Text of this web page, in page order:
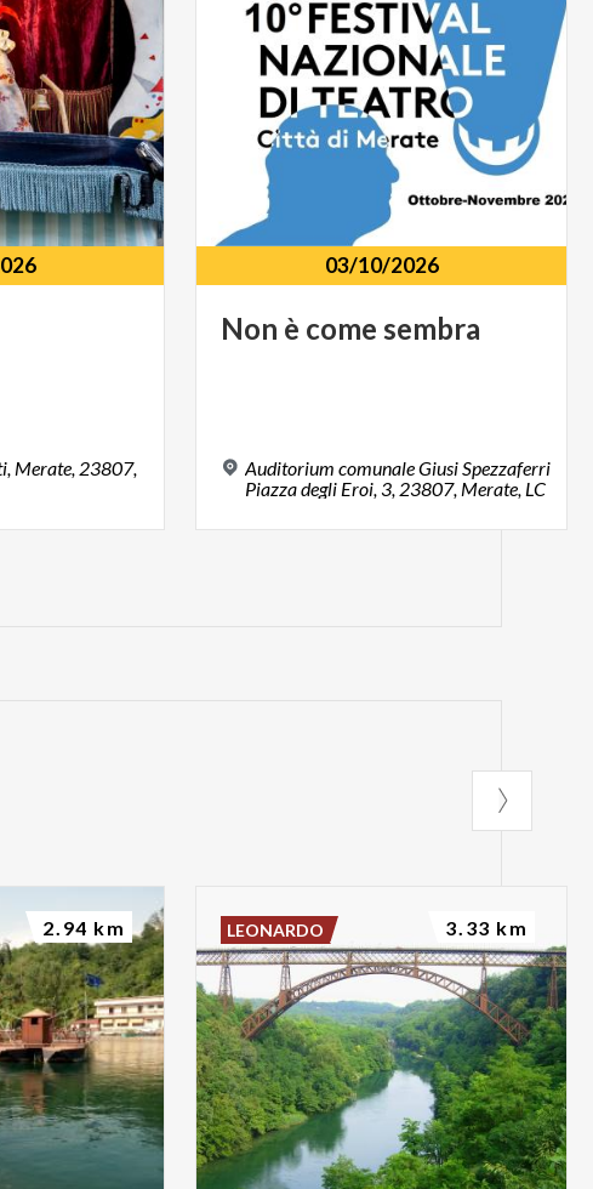
Merate, 23807,
03/10/2026
Non è come sembra
Auditorium comunale Giusi Spezzaferri
Piazza degli Eroi, 3, 23807, Merate, LC
2.94 km LEONARDO 3.33 km